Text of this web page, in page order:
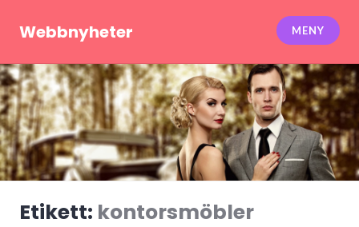
Webbnyheter MENY
Etikett: kontorsmöbler